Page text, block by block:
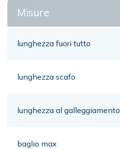
Misure
lunghezza fuori tutto
lunghezza scafo
lunghezza al galleggiamento
baglio max